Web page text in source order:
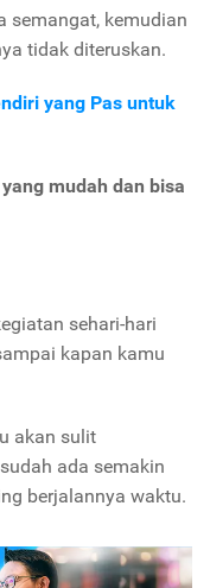
semangat, kemudian
tidak diteruskan.
yang Pas untuk
mudah dan bisa
sehari-hari
kapan kamu
akan sulit
ada semakin
berjalannya waktu.